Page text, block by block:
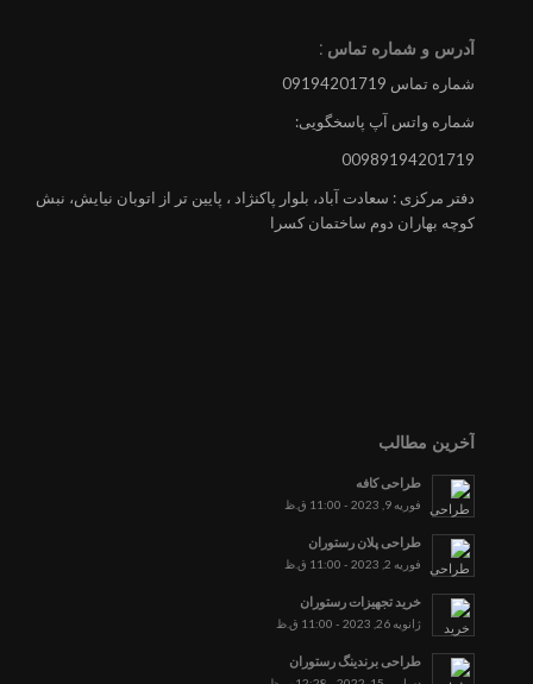
آدرس و شماره تماس :
شماره تماس 09194201719
شماره واتس آپ پاسخگویی:
00989194201719
دفتر مرکزی : سعادت آباد، بلوار پاکنژاد ، پایین تر از اتوبان نیایش، نبش
کوچه بهاران دوم ساختمان کسرا
آخرین مطالب
طراحی کافه
فوریه 9, 2023 - 11:00 ق.ظ
طراحی پلان رستوران
فوریه 2, 2023 - 11:00 ق.ظ
خرید تجهیزات رستوران
ژانویه 26, 2023 - 11:00 ق.ظ
طراحی برندینگ رستوران